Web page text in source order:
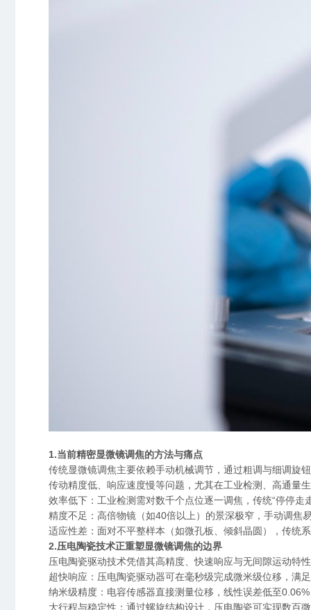
1.当前精密显微镜调焦的方法与痛点
传统显微镜调焦主要依赖手动机械调节，通过粗调与细调旋
传动精度低、响应速度慢等问题，尤其在工业检测、高通量
效率低下：工业检测需对数千个点位逐一调焦，传统“停停走
精度不足：高倍物镜（如40倍以上）的景深极窄，手动调焦
适应性差：面对不平整样本（如微孔板、倾斜晶圆），传统
2.压电陶瓷技术正重塑显微镜调焦的边界
压电陶瓷驱动技术凭借其高精度、快速响应与无间隙运动特
超快响应：压电陶瓷驱动器可在毫秒级完成微米级位移，满
纳米级精度：电容传感器直接测量位移，线性误差低至
大行程与稳定性：通过螺旋结构设计，压电陶瓷可实现数百